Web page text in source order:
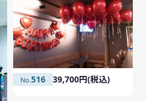
516 39,700円(税込)